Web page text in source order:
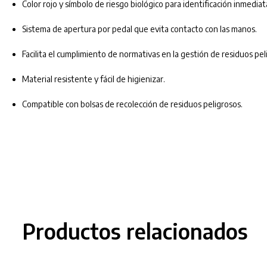
Color rojo y símbolo de riesgo biológico para identificación
Sistema de apertura por pedal que evita contacto con las manos.
Facilita el cumplimiento de normativas en la gestión de residuos
Material resistente y fácil de higienizar.
Compatible con bolsas de recolección de residuos peligrosos.
Productos relacionados